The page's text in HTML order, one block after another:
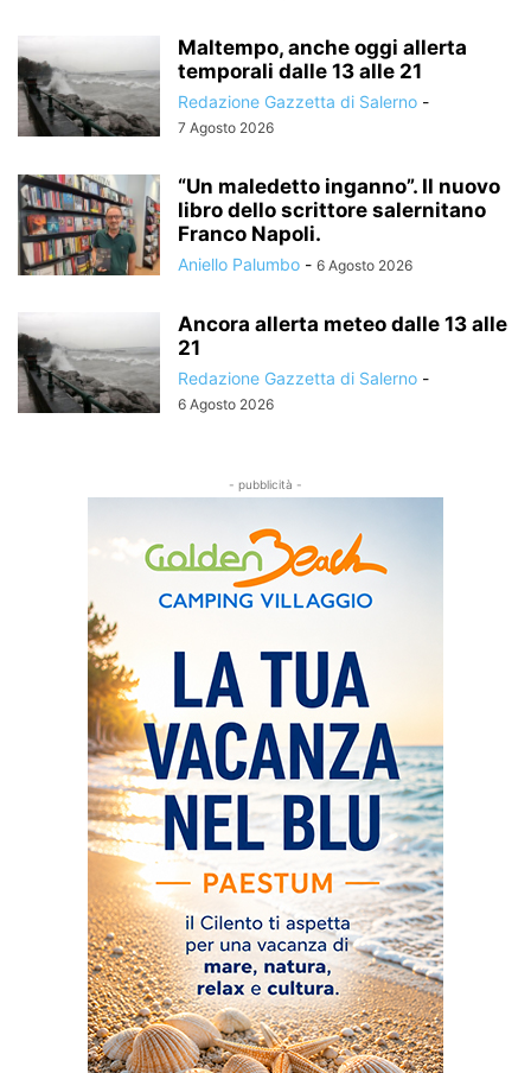
Maltempo, anche oggi allerta
temporali dalle 13 alle 21
Redazione Gazzetta di Salerno -
7 Agosto 2026
“Un maledetto inganno”. Il nuovo
libro dello scrittore salernitano
Franco Napoli.
Aniello Palumbo - 6 Agosto 2026
Ancora allerta meteo dalle 13 alle
21
Redazione Gazzetta di Salerno -
6 Agosto 2026
- pubblicità -